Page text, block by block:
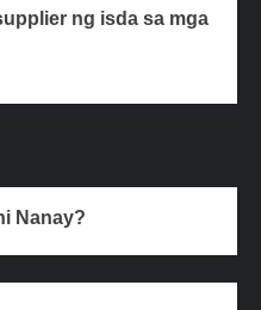
ng isda sa mga
Nanay?